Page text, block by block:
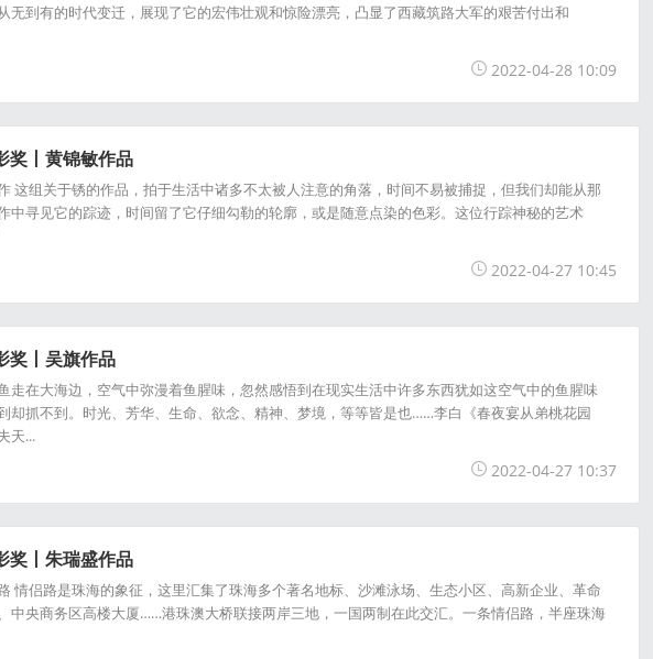
无到有的时代变迁，展现了它的宏伟壮观和惊险漂亮，凸显了西藏筑路大军的艰苦付出和
2022-04-28 10:09
奖丨黄锦敏作品
这组关于锈的作品，拍于生活中诸多不太被人注意的角落，时间不易被捕捉，但我们却能从那
中寻见它的踪迹，时间留了它仔细勾勒的轮廓，或是随意点染的色彩。这位行踪神秘的艺术
2022-04-27 10:45
奖丨吴旗作品
走在大海边，空气中弥漫着鱼腥味，忽然感悟到在现实生活中许多东西犹如这空气中的鱼腥味
却抓不到。时光、芳华、生命、欲念、精神、梦境，等等皆是也……李白《春夜宴从弟桃花园
天...
2022-04-27 10:37
奖丨朱瑞盛作品
情侣路是珠海的象征，这里汇集了珠海多个著名地标、沙滩泳场、生态小区、高新企业、革命
中央商务区高楼大厦……港珠澳大桥联接两岸三地，一国两制在此交汇。一条情侣路，半座珠海